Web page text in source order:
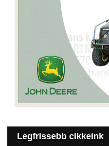
Legfrissebb cikkeink